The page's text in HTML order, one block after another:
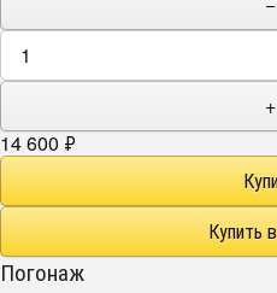
+
14 600 ₽
Погонаж